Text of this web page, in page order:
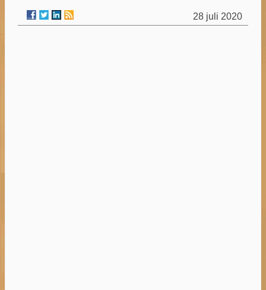
28 juli 2020